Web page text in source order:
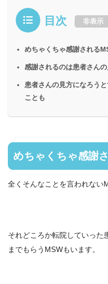
目次 非表示
めちゃくちゃ感謝される
感謝されるのは患者さん
患者さんの見方になろう
ことも
めちゃくちゃ感謝
全くそんなことを言われない
それどころか転院していった
までもらうMSWもいます。